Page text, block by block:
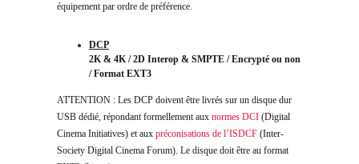
équipement par ordre de préférence.
DCP
2K & 4K / 2D Interop & SMPTE / Encrypté ou non
/ Format EXT3
ATTENTION : Les DCP doivent être livrés sur un disque dur
USB dédié, répondant formellement aux normes DCI (Digital
Cinema Initiatives) et aux préconisations de l’ISDCF (Inter-
Society Digital Cinema Forum). Le disque doit être au format